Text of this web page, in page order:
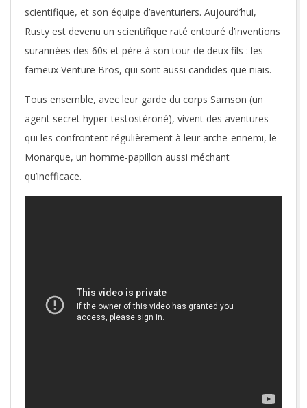
scientifique, et son équipe d’aventuriers. Aujourd’hui,
Rusty est devenu un scientifique raté entouré d’inventions
surannées des 60s et père à son tour de deux fils : les
fameux Venture Bros, qui sont aussi candides que niais.
Tous ensemble, avec leur garde du corps Samson (un
agent secret hyper-testostéroné), vivent des aventures
qui les confrontent régulièrement à leur arche-ennemi, le
Monarque, un homme-papillon aussi méchant
qu’inefficace.